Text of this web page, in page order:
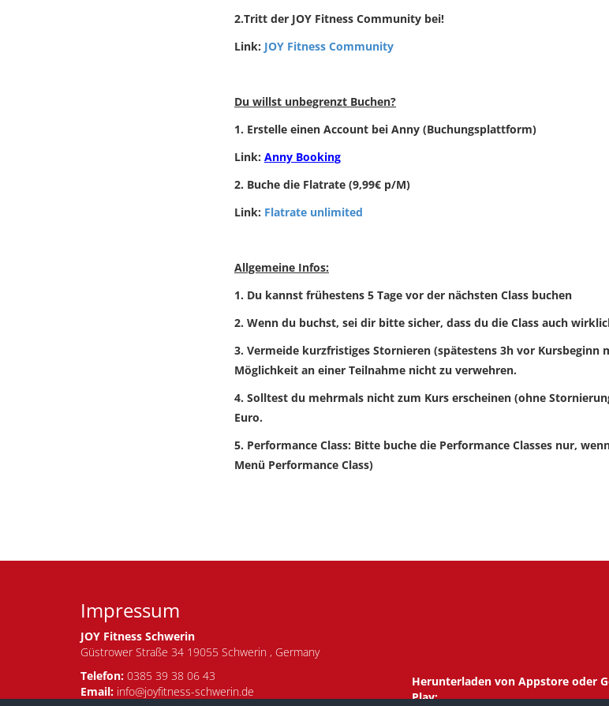
2.Tritt der JOY Fitness Community bei!
Link: JOY Fitness Community
Du willst unbegrenzt Buchen?
1. Erstelle einen Account bei Anny (Buchungsplattform)
Link: Anny Booking
2. Buche die Flatrate (9,99€ p/M)
Link: Flatrate unlimited
Allgemeine Infos:
1. Du kannst frühestens 5 Tage vor der nächsten Class buchen
2. Wenn du buchst, sei dir bitte sicher, dass du die Class auch
3. Vermeide kurzfristiges Stornieren (spätestens 3h vor Kursbeginn
Möglichkeit an einer Teilnahme nicht zu verwehren.
4. Solltest du mehrmals nicht zum Kurs erscheinen (ohne
Euro.
5. Performance Class: Bitte buche die Performance Classes nur,
Menü Performance Class)
Impressum
JOY Fitness Schwerin
Güstrower Straße 34 19055 Schwerin , Germany
Telefon: 0385 39 38 06 43
Email: info@joyfitness-schwerin.de
Herunterladen von Appstore oder
Play: